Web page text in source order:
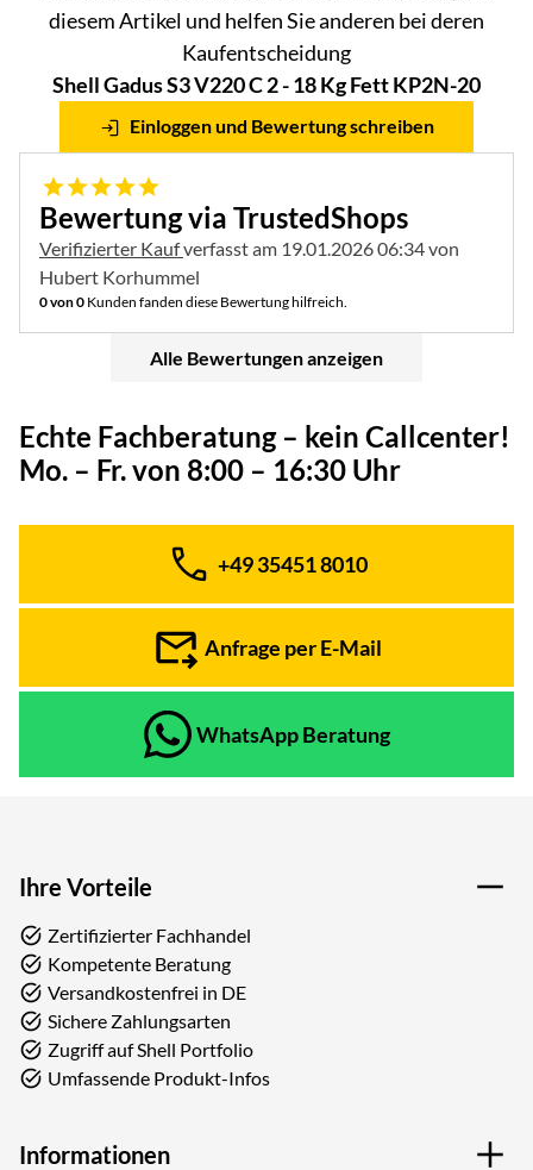
diesem Artikel und helfen Sie anderen bei deren
Kaufentscheidung
Shell Gadus S3 V220 C 2 - 18 Kg Fett KP2N-20
Einloggen und Bewertung schreiben
5 von 5
Bewertung via TrustedShops
Verifizierter Kaufverfasst am 19.01.2026 06:34 von
Hubert Korhummel
0 von 0 Kunden fanden diese Bewertung hilfreich.
Alle Bewertungen anzeigen
Echte Fachberatung – kein Callcenter!
Mo. – Fr. von 8:00 – 16:30 Uhr
Telefon:
+49 35451 8010
Anfrage per E-Mail
WhatsApp Beratung
Ihre Vorteile
Zertifizierter Fachhandel
Kompetente Beratung
Versandkostenfrei in DE
Sichere Zahlungsarten
Zugriff auf Shell Portfolio
Umfassende Produkt-Infos
Informationen